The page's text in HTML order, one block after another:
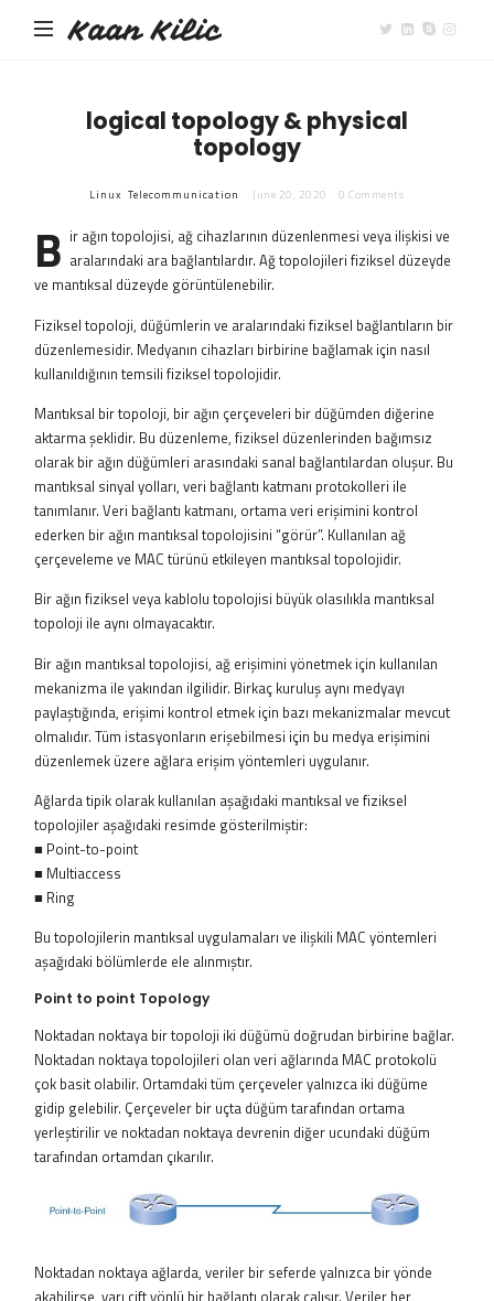
Kaan Kilic
logical topology & physical
topology
Linux Telecommunication June 20, 2020 0 Comments
B ir ağın topolojisi, ağ cihazlarının düzenlenmesi veya ilişkisi ve
aralarındaki ara bağlantılardır. Ağ topolojileri fiziksel düzeyde
ve mantıksal düzeyde görüntülenebilir.
Fiziksel topoloji, düğümlerin ve aralarındaki fiziksel bağlantıların bir
düzenlemesidir. Medyanın cihazları birbirine bağlamak için nasıl
kullanıldığının temsili fiziksel topolojidir.
Mantıksal bir topoloji, bir ağın çerçeveleri bir düğümden diğerine
aktarma şeklidir. Bu düzenleme, fiziksel düzenlerinden bağımsız
olarak bir ağın düğümleri arasındaki sanal bağlantılardan oluşur. Bu
mantıksal sinyal yolları, veri bağlantı katmanı protokolleri ile
tanımlanır. Veri bağlantı katmanı, ortama veri erişimini kontrol
ederken bir ağın mantıksal topolojisini “görür”. Kullanılan ağ
çerçeveleme ve MAC türünü etkileyen mantıksal topolojidir.
Bir ağın fiziksel veya kablolu topolojisi büyük olasılıkla mantıksal
topoloji ile aynı olmayacaktır.
Bir ağın mantıksal topolojisi, ağ erişimini yönetmek için kullanılan
mekanizma ile yakından ilgilidir. Birkaç kuruluş aynı medyayı
paylaştığında, erişimi kontrol etmek için bazı mekanizmalar mevcut
olmalıdır. Tüm istasyonların erişebilmesi için bu medya erişimini
düzenlemek üzere ağlara erişim yöntemleri uygulanır.
Ağlarda tipik olarak kullanılan aşağıdaki mantıksal ve fiziksel
topolojiler aşağıdaki resimde gösterilmiştir:
■ Point-to-point
■ Multiaccess
■ Ring
Bu topolojilerin mantıksal uygulamaları ve ilişkili MAC yöntemleri
aşağıdaki bölümlerde ele alınmıştır.
Point to point Topology
Noktadan noktaya bir topoloji iki düğümü doğrudan birbirine bağlar.
Noktadan noktaya topolojileri olan veri ağlarında MAC protokolü
çok basit olabilir. Ortamdaki tüm çerçeveler yalnızca iki düğüme
gidip gelebilir. Çerçeveler bir uçta düğüm tarafından ortama
yerleştirilir ve noktadan noktaya devrenin diğer ucundaki düğüm
tarafından ortamdan çıkarılır.
Noktadan noktaya ağlarda, veriler bir seferde yalnızca bir yönde